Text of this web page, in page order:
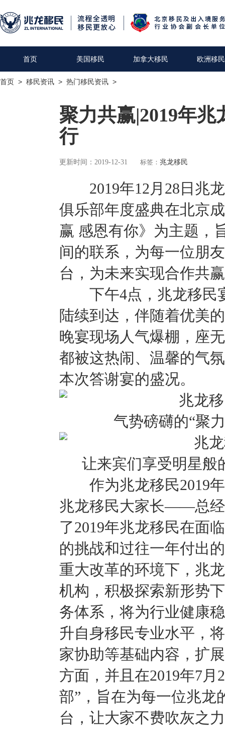
首页 美国移民 加拿大移民 欧洲移民
首页 > 移民资讯 > 热门移民资讯 >
聚力共赢|2019年
行
更新时间：2019-12-31 标签： 兆龙移民
2019年12月28日兆龙
俱乐部年度盛典在北京
赢 感恩有你》为主题，
间的联系，为每一位朋
台，为未来实现合作共
下午4点，兆龙移民
陆续到达，伴随着优美
晚宴现场人气爆棚，座
都被这热闹、温馨的气
本次答谢宴的盛况。
气势磅礴的“聚
让来宾们享受明星般
作为兆龙移民2019年
兆龙移民大家长——总经
了2019年兆龙移民在面
的挑战和过往一年付出
重大改革的环境下，兆
机构，积极探索新形势
务体系，将为行业健康
升自身移民专业水平，
家协助等基础内容，扩
方面，并且在2019年7
部”，旨在为每一位兆龙
台，让大家不费吹灰之